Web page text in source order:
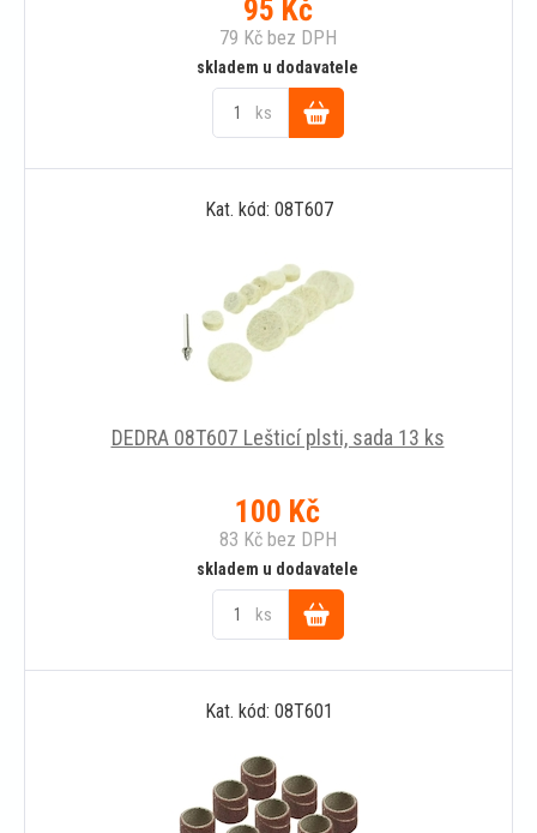
95 Kč
79 Kčbez DPH
skladem u dodavatele
ks
Do
košíku
Kat. kód: 08T607
DEDRA 08T607 Lešticí plsti, sada 13 ks
100 Kč
83 Kčbez DPH
skladem u dodavatele
ks
Do
košíku
Kat. kód: 08T601